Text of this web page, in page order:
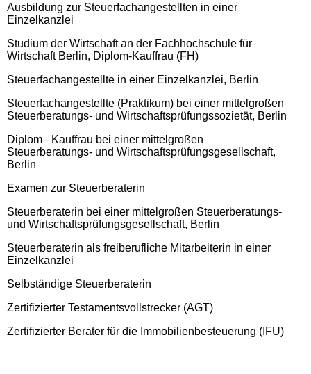
Ausbildung zur Steuerfachangestellten in einer
Einzelkanzlei
Studium der Wirtschaft an der Fachhochschule für
Wirtschaft Berlin, Diplom-Kauffrau (FH)
Steuerfachangestellte in einer Einzelkanzlei, Berlin
Steuerfachangestellte (Praktikum) bei einer mittelgroßen
Steuerberatungs- und Wirtschaftsprüfungssozietät, Berlin
Diplom– Kauffrau bei einer mittelgroßen
Steuerberatungs- und Wirtschaftsprüfungsgesellschaft,
Berlin
Examen zur Steuerberaterin
Steuerberaterin bei einer mittelgroßen Steuerberatungs-
und Wirtschaftsprüfungsgesellschaft, Berlin
Steuerberaterin als freiberufliche Mitarbeiterin in einer
Einzelkanzlei
Selbständige Steuerberaterin
Zertifizierter Testamentsvollstrecker (AGT)
Zertifizierter Berater für die Immobilienbesteuerung (IFU)